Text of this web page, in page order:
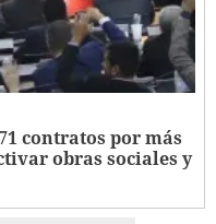
contratos por más
obras sociales y